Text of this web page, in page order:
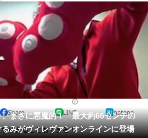
ニュース
クイズ
教育・育児
リサーチ
、まさに悪魔的！ 最大約66センチの
みがヴィレヴァンオンラインに登場
Share LINE hatena
りきることもできる！